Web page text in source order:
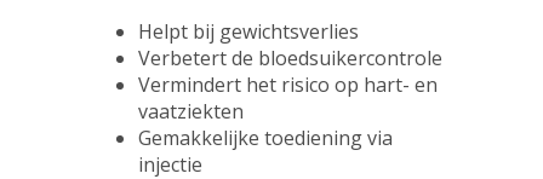
Helpt bij gewichtsverlies
Verbetert de bloedsuikercontrole
Vermindert het risico op hart- en
vaatziekten
Gemakkelijke toediening via
injectie